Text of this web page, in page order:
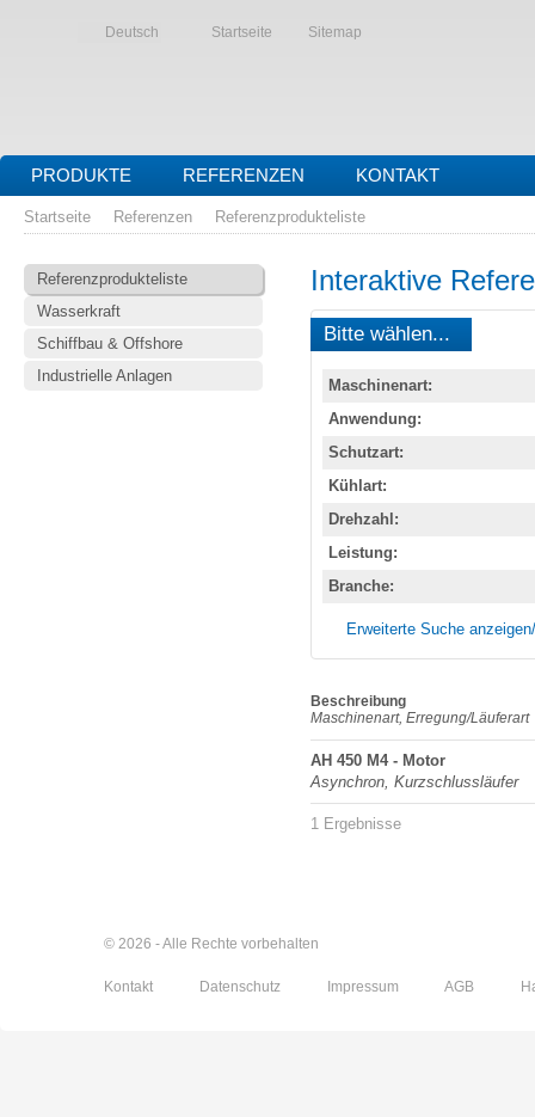
Deutsch Startseite Sitemap
PRODUKTE REFERENZEN KONTAKT
Startseite Referenzen Referenzprodukteliste
Referenzprodukteliste
Wasserkraft
Schiffbau & Offshore
Industrielle Anlagen
Interaktive
Bitte wählen...
Maschinenart:
Anwendung:
Schutzart:
Kühlart:
Drehzahl:
Leistung:
Branche:
Erweiterte Suche
Beschreibung
Maschinenart, Erregung/Läuferart
AH 450 M4 - Motor
Asynchron, Kurzschlussläufer
1 Ergebnisse
© 2026 - Alle Rechte vorbehalten
Kontakt Datenschutz Impressum AGB